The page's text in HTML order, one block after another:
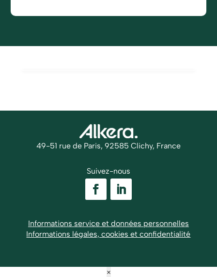
49-51 rue de Paris, 92585 Clichy, France
Suivez-nous
Informations service et données personnelles
Informations légales, cookies et confidentialité
×